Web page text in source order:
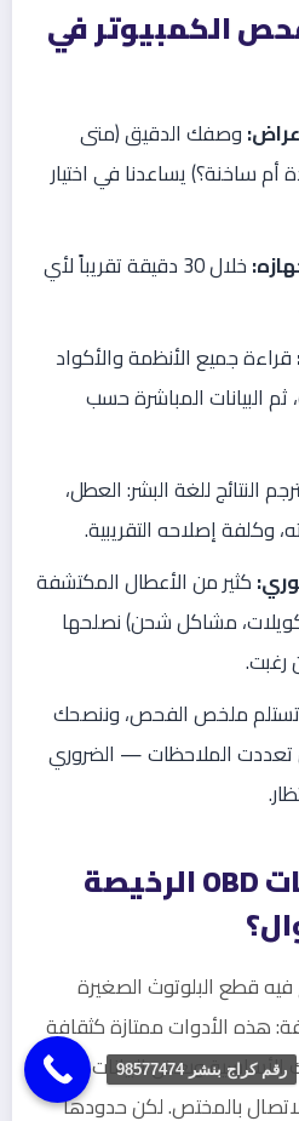
الكمبيوتر في
وصفك الدقيق (متى
أم ساخنة؟) يساعدنا في اختيار
خلال 30 دقيقة تقريباً لأي
قراءة جميع الأنظمة والأكواد
البيانات المباشرة حسب
النتائج للغة البشر: العطل،
وكلفة إصلاحه التقريبية.
كثير من الأعطال المكتشفة
مشاكل شحن) نصلحها
رغبت.
تستلم ملخص الفحص، وننصحك
تعددت الملاحظات — الضروري
هل تكفي قارئات OBD الرخيصة
قطع البلوتوث الصغيرة
هذه الأدوات ممتازة كثقافة
وبعض البيانات،
بالمختص. لكن حدودها
رقم كراج بنشر 98577474